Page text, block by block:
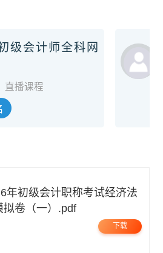
级会计师全科网
直播课程
拟卷（一）.pdf
下载